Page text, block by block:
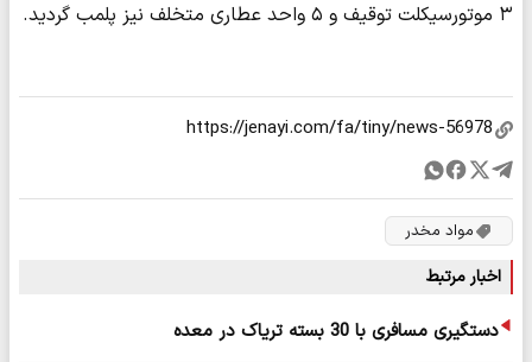
۳ موتورسیکلت توقیف و ۵ واحد عطاری متخلف نیز پلمب گردید.
مواد مخدر
اخبار مرتبط
دستگیری مسافری با 30 بسته تریاک در معده